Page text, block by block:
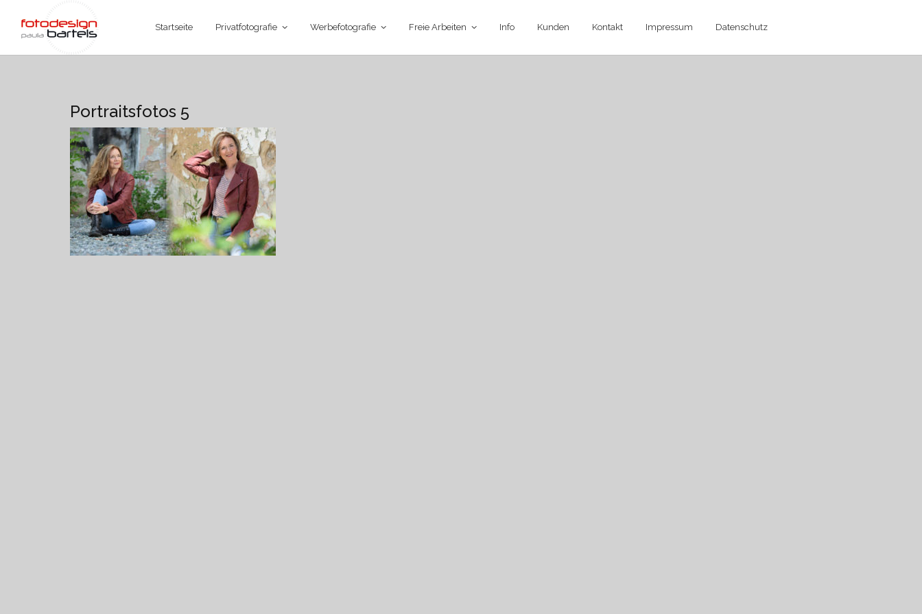
Startseite Privatfotografie Werbefotografie Freie Arbeiten Info Kunden Kontakt Impressum Datenschutz
Portraitsfotos 5